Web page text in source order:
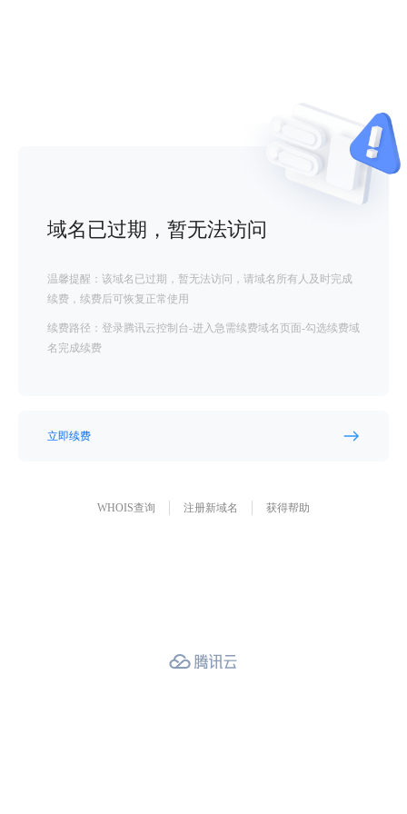
域名已过期，暂无法访问
温馨提醒：该域名已过期，暂无法访问，请域名所有人及时完成
续费，续费后可恢复正常使用
续费路径：登录腾讯云控制台-进入急需续费域名页面-勾选续费域
名完成续费
立即续费
WHOIS查询 注册新域名 获得帮助